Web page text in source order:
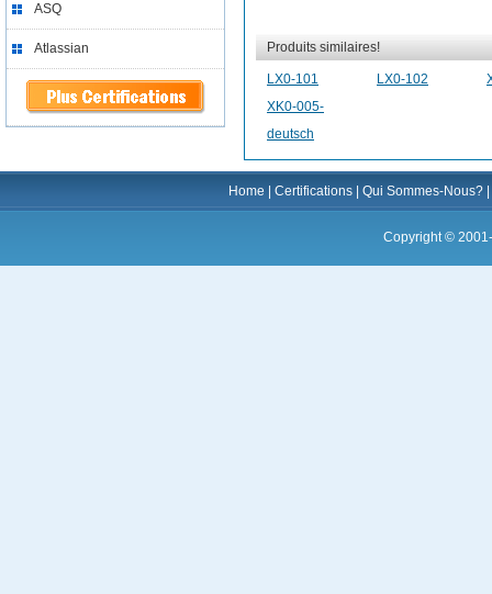
ASQ
Atlassian Produits similaires!
LX0-101 LX0-102
XK0-005-
deutsch
Home Certifications Qui Sommes-Nous?
Copyright ©